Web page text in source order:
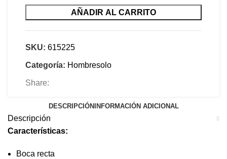
AÑADIR AL CARRITO
SKU: 615225
Categoría: Hombresolo
Share:
DESCRIPCIÓNINFORMACIÓN ADICIONAL
Descripción
Características:
Boca recta